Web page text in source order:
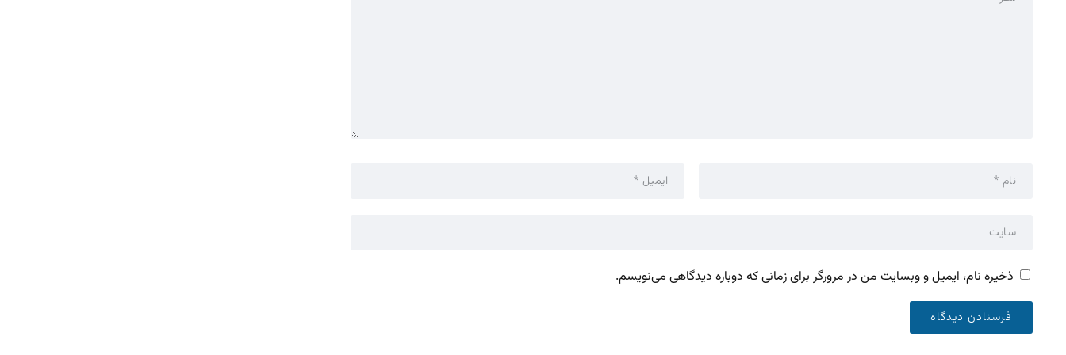
ذخیره نام، ایمیل و وبسایت من در مرورگر برای زمانی که دوباره دیدگاهی می‌نویسم.